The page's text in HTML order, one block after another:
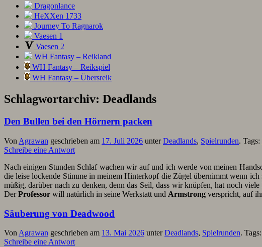
Dragonlance
HeXXen 1733
Journey To Ragnarok
Vaesen 1
Vaesen 2
WH Fantasy – Reikland
WH Fantasy – Reikspiel
WH Fantasy – Übersreik
Schlagwortarchiv: Deadlands
Den Bullen bei den Hörnern packen
Von Agrawan geschrieben am 17. Juli 2026 unterDeadlands, Spielrunden. Tags:
Schreibe eine Antwort
Nach einigen Stunden Schlaf wachen wir auf und ich werde von meinen
die leise lockende Stimme in meinem Hinterkopf die Zügel übernimmt wenn
müßig, darüber nach zu denken, denn das Seil, dass wir knüpfen, hat noch
DerProfessor will natürlich in seine Werkstatt und Armstrong verspricht, auf
Säuberung von Deadwood
VonAgrawan geschrieben am 13. Mai 2026 unterDeadlands, Spielrunden. Tags:
Schreibe eine Antwort